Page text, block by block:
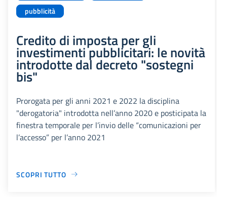
pubblicità
Credito di imposta per gli
investimenti pubblicitari: le novità
introdotte dal decreto "sostegni
bis"
Prorogata per gli anni 2021 e 2022 la disciplina
"derogatoria" introdotta nell’anno 2020 e posticipata la
finestra temporale per l’invio delle “comunicazioni per
l’accesso” per l’anno 2021
SCOPRI TUTTO